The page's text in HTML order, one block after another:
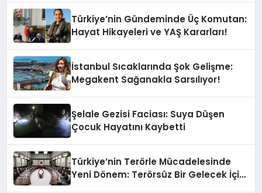
Türkiye’nin Gündeminde Üç Komutan:
Hayat Hikayeleri ve YAŞ Kararları!
İstanbul Sıcaklarında Şok Gelişme:
Megakent Sağanakla Sarsılıyor!
Şelale Gezisi Faciası: Suya Düşen
Çocuk Hayatını Kaybetti
Türkiye’nin Terörle Mücadelesinde
Yeni Dönem: Terörsüz Bir Gelecek İçin